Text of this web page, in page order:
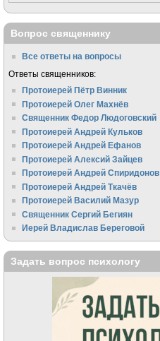
Вопрос священнику
Все ответы на вопросы
Ответы священников:
Протоиерей Пётр Винник
Протоиерей Олег Махнёв
Священник Федор Людоговский
Протоиерей Андрей Кульков
Протоиерей Андрей Ефанов
Протоиерей Алексий Зайцев
Протоиерей Андрей Спиридонов
Протоиерей Андрей Ткачёв
Протоиерей Василий Мазур
Священник Сергий Бегиян
Иерей Владислав Береговой
Задать вопрос психологу